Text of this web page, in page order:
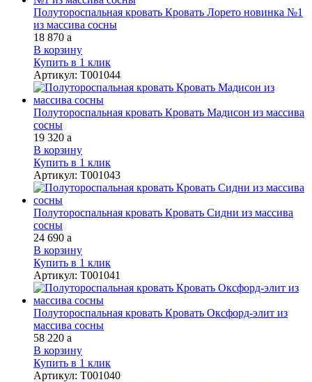
Полутороспальная кровать Кровать Лорето новинка №1
из массива сосны
18 870 a
В корзину
Купить в 1 клик
Артикул: Т001044
Полутороспальная кровать Кровать Мадисон из массива
сосны
19 320 a
В корзину
Купить в 1 клик
Артикул: Т001043
Полутороспальная кровать Кровать Сидни из массива
сосны
24 690 a
В корзину
Купить в 1 клик
Артикул: Т001041
Полутороспальная кровать Кровать Оксфорд-элит из
массива сосны
58 220 a
В корзину
Купить в 1 клик
Артикул: Т001040